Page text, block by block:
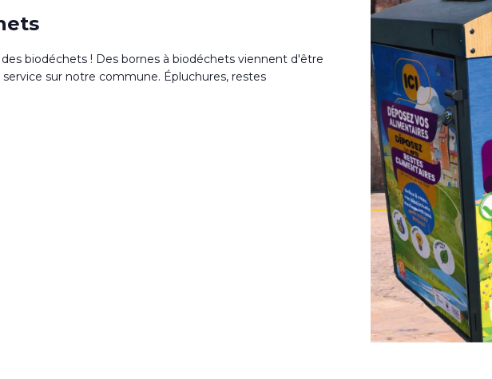
biodéchets ! Des bornes à biodéchets viennent d'être
sur notre commune. Épluchures, restes